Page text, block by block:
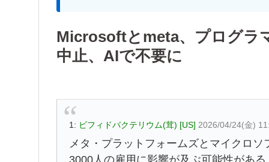
Microsoftとmeta、プログラ
中止、AIで不要に
1: ビフィドバクテリウム(茸) [US] 2026/04/24(金)
メタ・プラットフォームズとマイクロ
3000人の雇用に影響が及ぶ可能性があ